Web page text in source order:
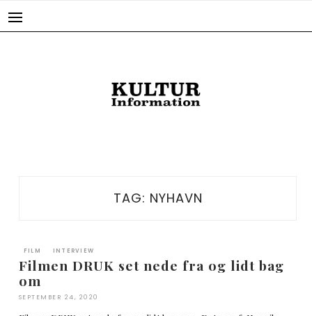
TAG: NYHAVN
FILM INTERVIEW
Filmen DRUK set nede fra og lidt bag
om
SEPTEMBER 24, 2020